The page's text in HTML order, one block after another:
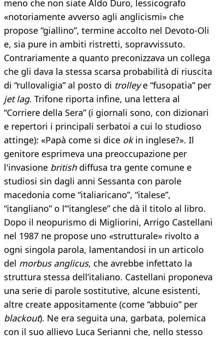
meno che non siate Aldo Duro, lessicografo
«notoriamente avverso agli anglicismi» che
propose “giallino”, termine accolto nel Devoto-Oli
e, sia pure in ambiti ristretti, sopravvissuto.
Contrariamente a quanto preconizzava un collega
che gli dava la stessa scarsa probabilità di riuscita
di “rullovaligia” al posto di trolleye “fusopatia” per
jet lag. Trifone riporta infine, una lettera al
“Corriere della Sera” (i giornali sono, con dizionari
e repertori i principali serbatoi a cui lo studioso
attinge): «Papà come si dice okin inglese?». Il
genitore esprimeva una preoccupazione per
l'invasione britishdiffusa tra gente comune e
studiosi sin dagli anni Sessanta con parole
macedonia come “italiaricano”, “italese”,
“itangliano” o l’“itanglese” che dà il titolo al libro.
Dopo il neopurismo di Migliorini, Arrigo Castellani
nel 1987 ne propose uno «strutturale» rivolto a
ogni singola parola, lamentandosi in un articolo
del morbus anglicus, che avrebbe infettato la
struttura stessa dell’italiano. Castellani proponeva
una serie di parole sostitutive, alcune esistenti,
altre create appositamente (come “abbuio” per
blackout). Ne era seguita una, garbata, polemica
con il suo allievo Luca Serianni che, nello stesso